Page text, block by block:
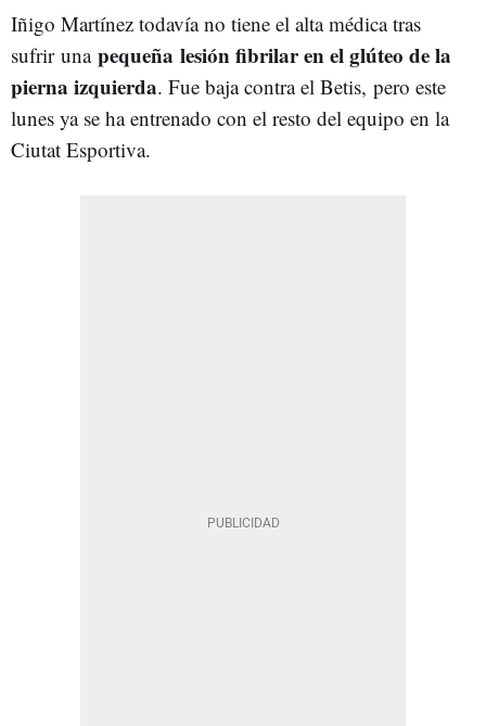
Iñigo Martínez todavía no tiene el alta médica tras
sufrir una pequeña lesión fibrilar en el glúteo de la
pierna izquierda. Fue baja contra el Betis, pero este
lunes ya se ha entrenado con el resto del equipo en la
Ciutat Esportiva.